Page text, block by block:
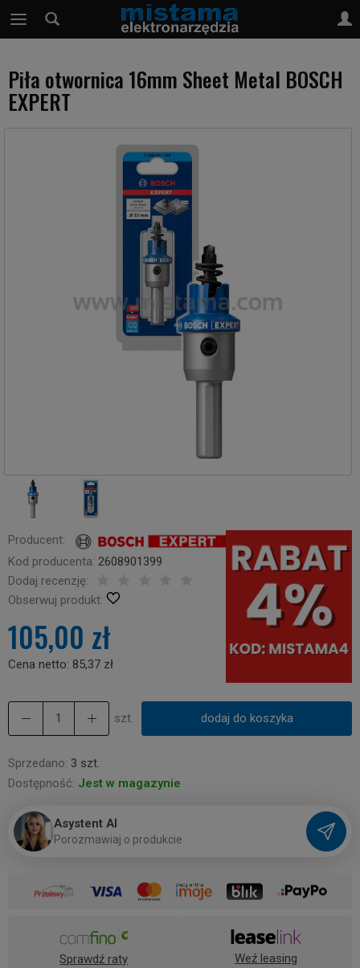
Piła otwornica 16mm Sheet Metal BOSCH
EXPERT
Producent:
Kod producenta: 2608901399
Dodaj recenzję:
Obserwuj produkt:
105,00 zł
Cena netto: 85,37 zł
szt. dodaj do koszyka
Sprzedano: 3 szt.
Dostępność: Jest w magazynie
Asystent AI
Porozmawiaj o produkcie
Sprawdź raty Weź leasing